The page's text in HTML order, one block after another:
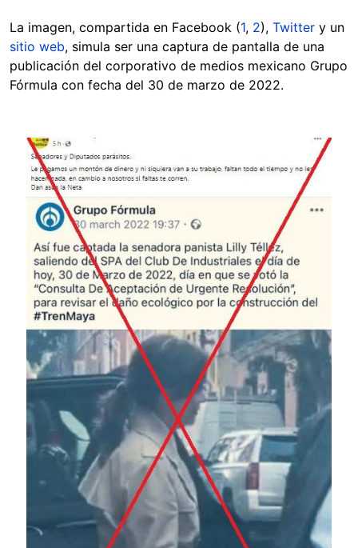
La imagen, compartida en Facebook (1, 2), Twitter y un
sitio web, simula ser una captura de pantalla de una
publicación del corporativo de medios mexicano Grupo
Fórmula con fecha del 30 de marzo de 2022.
Image